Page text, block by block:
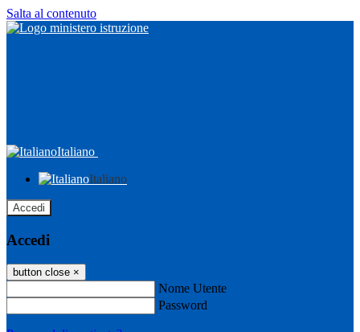
Salta al contenuto
Italiano
Italiano
Accedi
Accedi
button close ×
Nome Utente
Password